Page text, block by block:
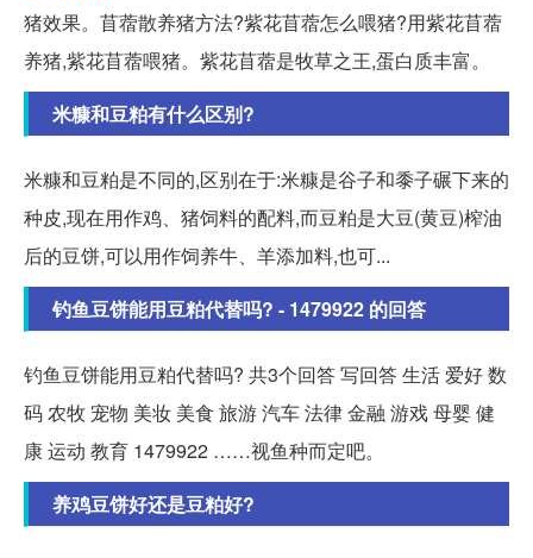
猪效果。苜蓿散养猪方法?紫花苜蓿怎么喂猪?用紫花苜蓿
养猪,紫花苜蓿喂猪。紫花苜蓿是牧草之王,蛋白质丰富。
米糠和豆粕有什么区别?
米糠和豆粕是不同的,区别在于:米糠是谷子和黍子碾下来的
种皮,现在用作鸡、猪饲料的配料,而豆粕是大豆(黄豆)榨油
后的豆饼,可以用作饲养牛、羊添加料,也可...
钓鱼豆饼能用豆粕代替吗? - 1479922 的回答
钓鱼豆饼能用豆粕代替吗? 共3个回答 写回答 生活 爱好 数
码 农牧 宠物 美妆 美食 旅游 汽车 法律 金融 游戏 母婴 健
康 运动 教育 1479922 ……视鱼种而定吧。
养鸡豆饼好还是豆粕好?